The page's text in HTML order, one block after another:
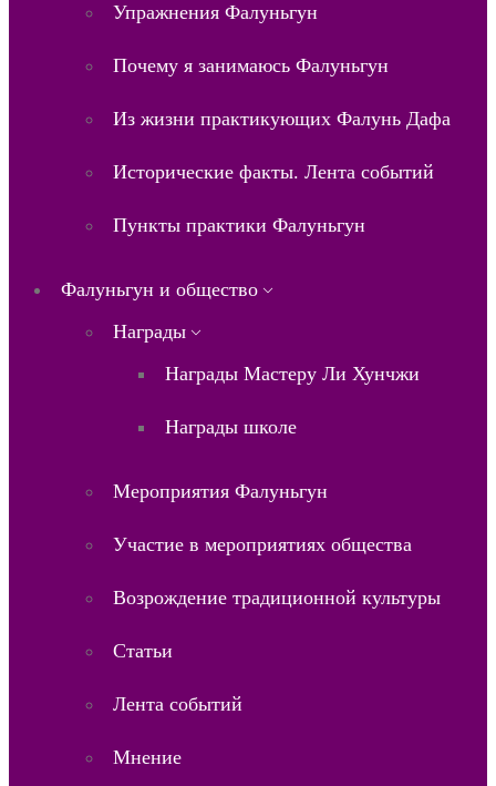
Упражнения Фалуньгун
Почему я занимаюсь Фалуньгун
Из жизни практикующих Фалунь Дафа
Исторические факты. Лента событий
Пункты практики Фалуньгун
Фалуньгун и общество
Награды
Награды Мастеру Ли Хунчжи
Награды школе
Мероприятия Фалуньгун
Участие в мероприятиях общества
Возрождение традиционной культуры
Статьи
Лента событий
Мнение